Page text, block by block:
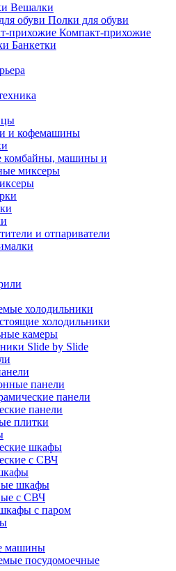
Вешалки
Полки для обуви
Компакт-прихожие
Банкетки
и кофемашины
комбайны, машины и
миксеры
и отпариватели
холодильники
холодильники
камеры
Slide by Slide
панели
панели
панели
плитки
шкафы
с СВЧ
шкафы
с СВЧ
с паром
машины
посудомоечные